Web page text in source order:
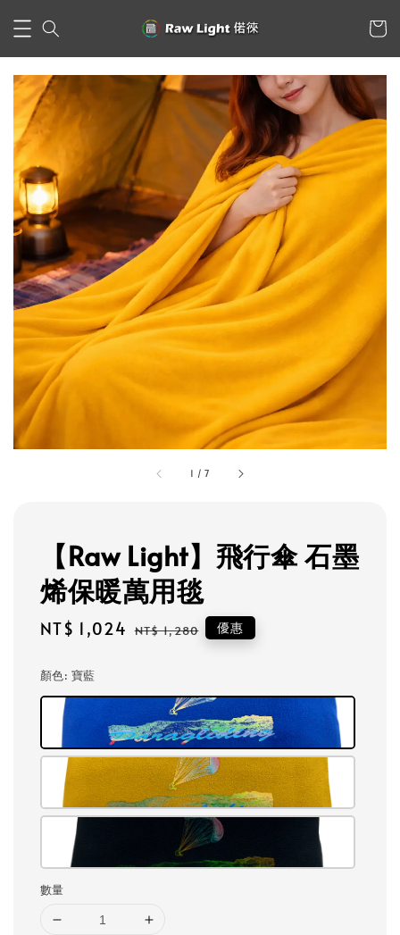
1 /7
【Raw Light】飛行傘 石墨
烯保暖萬用毯
Sale
NT$ 1,024 Regular
NT$ 1,280 優惠
顏色: 寶藍
數量